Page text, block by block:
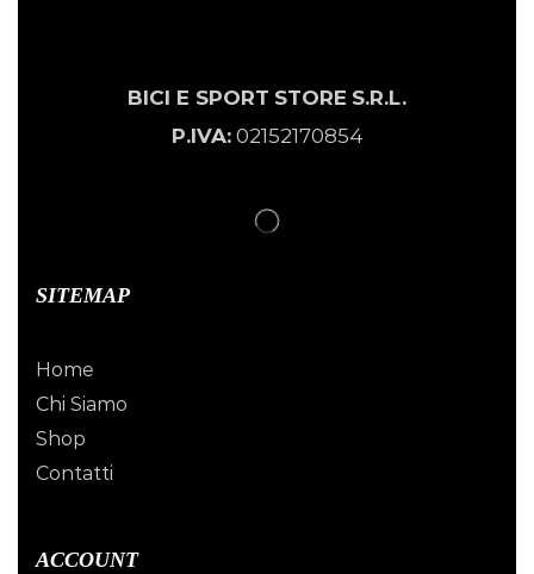
BICI E SPORT STORE S.R.L.
P.IVA:02152170854
SITEMAP
Home
Chi Siamo
Shop
Contatti
ACCOUNT